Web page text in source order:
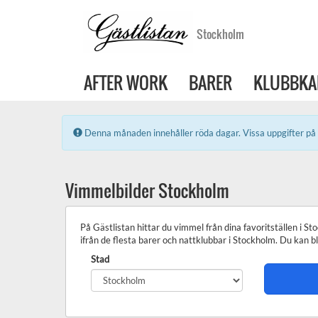
Stockholm
AFTER WORK BARER
Error:
Denna månaden innehåller röda dagar. Vissa uppgifter
Vimmelbilder Stockholm
På Gästlistan hittar du vimmel från dina favoritställen i
ifrån de flesta barer och nattklubbar i Stockholm. Du kan
Stad